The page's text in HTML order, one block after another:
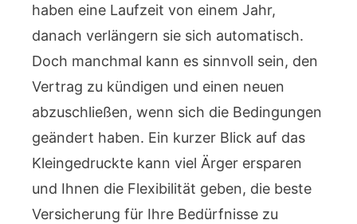
haben eine Laufzeit von einem Jahr,
danach verlängern sie sich automatisch.
Doch manchmal kann es sinnvoll sein, den
Vertrag zu kündigen und einen neuen
abzuschließen, wenn sich die Bedingungen
geändert haben. Ein kurzer Blick auf das
Kleingedruckte kann viel Ärger ersparen
und Ihnen die Flexibilität geben, die beste
Versicherung für Ihre Bedürfnisse zu